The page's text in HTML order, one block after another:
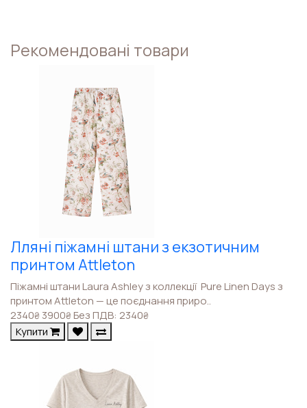
Рекомендовані товари
Лляні піжамні штани з екзотичним
принтом Attleton
Піжамні штани Laura Ashley з коллекції Pure Linen Days з
принтом Attleton — це поєднання приро..
2340₴ 3900₴Без ПДВ: 2340₴
Купити